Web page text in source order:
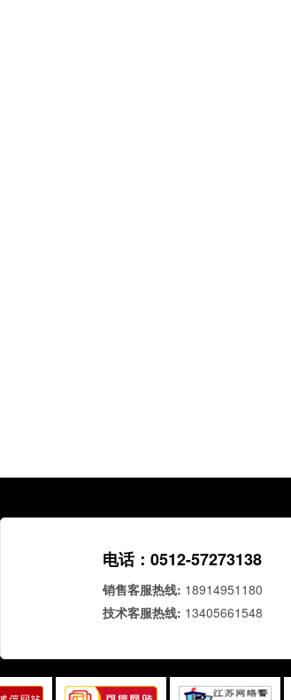
电话：0512-57273138
销售客服热线: 18914951180
技术客服热线: 13405661548